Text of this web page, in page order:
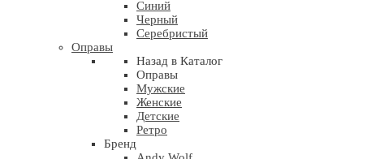
Синий
Черный
Серебристый
Оправы
Назад в Каталог
Оправы
Мужские
Женские
Детские
Ретро
Бренд